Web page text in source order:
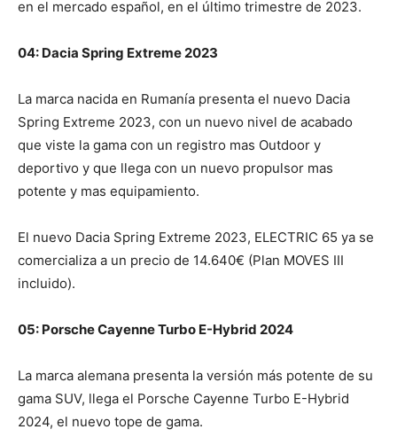
en el mercado español, en el último trimestre de 2023.
04: Dacia Spring Extreme 2023
La marca nacida en Rumanía presenta el nuevo Dacia
Spring Extreme 2023, con un nuevo nivel de acabado
que viste la gama con un registro mas Outdoor y
deportivo y que llega con un nuevo propulsor mas
potente y mas equipamiento.
El nuevo Dacia Spring Extreme 2023, ELECTRIC 65 ya se
comercializa a un precio de 14.640€ (Plan MOVES III
incluido).
05: Porsche Cayenne Turbo E-Hybrid 2024
La marca alemana presenta la versión más potente de su
gama SUV, llega el Porsche Cayenne Turbo E-Hybrid
2024, el nuevo tope de gama.